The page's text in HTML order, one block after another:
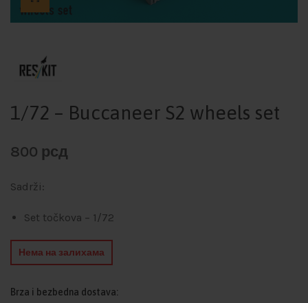
1/72 – Buccaneer S2 wheels set
800 рсд
Sadrži:
Set točkova – 1/72
Нема на залихама
Brza i bezbedna dostava: